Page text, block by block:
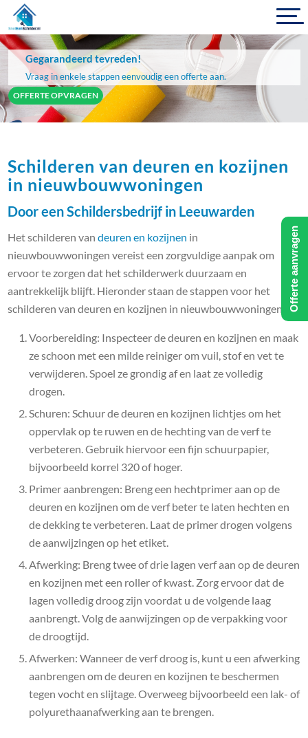
Gegarandeerd tevreden!
Vraag in enkele stappen eenvoudig een offerte aan.
OFFERTE OPVRAGEN
Schilderen van deuren en kozijnen
in nieuwbouwwoningen
Door een Schildersbedrijf in Leeuwarden
Het schilderen vandeuren en kozijnen in
nieuwbouwwoningen vereist een zorgvuldige aanpak om
ervoor te zorgen dat het schilderwerk duurzaam en
aantrekkelijk blijft. Hieronder staan de stappen voor het
schilderen van deuren en kozijnen in nieuwbouwwoningen:
Voorbereiding: Inspecteer de deuren en kozijnen en maak
ze schoon met een milde reiniger om vuil, stof en vet te
verwijderen. Spoel ze grondig af en laat ze volledig
drogen.
Schuren: Schuur de deuren en kozijnen lichtjes om het
oppervlak op te ruwen en de hechting van de verf te
verbeteren. Gebruik hiervoor een fijn schuurpapier,
bijvoorbeeld korrel 320 of hoger.
Primer aanbrengen: Breng een hechtprimer aan op de
deuren en kozijnen om de verf beter te laten hechten en
de dekking te verbeteren. Laat de primer drogen volgens
de aanwijzingen op het etiket.
Afwerking: Breng twee of drie lagen verf aan op de deuren
en kozijnen met een roller of kwast. Zorg ervoor dat de
lagen volledig droog zijn voordat u de volgende laag
aanbrengt. Volg de aanwijzingen op de verpakking voor
de droogtijd.
Afwerken: Wanneer de verf droog is, kunt u een afwerking
aanbrengen om de deuren en kozijnen te beschermen
tegen vocht en slijtage. Overweeg bijvoorbeeld een lak- of
polyurethaanafwerking aan te brengen.
Offerte aanvragen